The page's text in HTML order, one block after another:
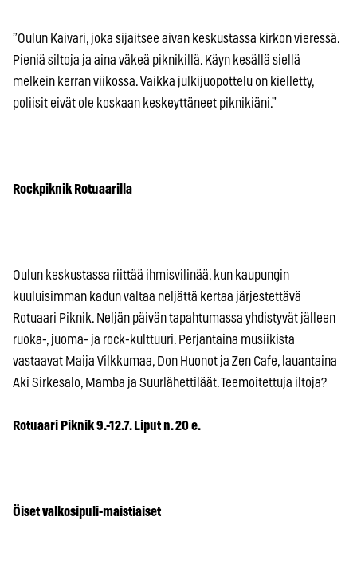
”Oulun Kaivari, joka sijaitsee aivan keskustassa kirkon vieressä.
Pieniä siltoja ja aina väkeä piknikillä. Käyn kesällä siellä
melkein kerran viikossa. Vaikka julkijuopottelu on kielletty,
poliisit eivät ole koskaan keskeyttäneet piknikiäni.”
Rockpiknik Rotuaarilla
Oulun keskustassa riittää ihmisvilinää, kun kaupungin
kuuluisimman kadun valtaa neljättä kertaa järjestettävä
Rotuaari Piknik. Neljän päivän tapahtumassa yhdistyvät jälleen
ruoka-, juoma- ja rock-kulttuuri. Perjantaina musiikista
vastaavat Maija Vilkkumaa, Don Huonot ja Zen Cafe, lauantaina
Aki Sirkesalo, Mamba ja Suurlähettiläät. Teemoitettuja iltoja?
Rotuaari Piknik 9.-12.7. Liput n. 20 e.
Öiset valkosipuli-maistiaiset